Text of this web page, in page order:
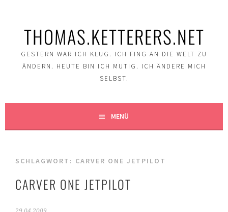
THOMAS.KETTERERS.NET
GESTERN WAR ICH KLUG. ICH FING AN DIE WELT ZU
ÄNDERN. HEUTE BIN ICH MUTIG. ICH ÄNDERE MICH
SELBST.
MENÜ
SCHLAGWORT: CARVER ONE JETPILOT
CARVER ONE JETPILOT